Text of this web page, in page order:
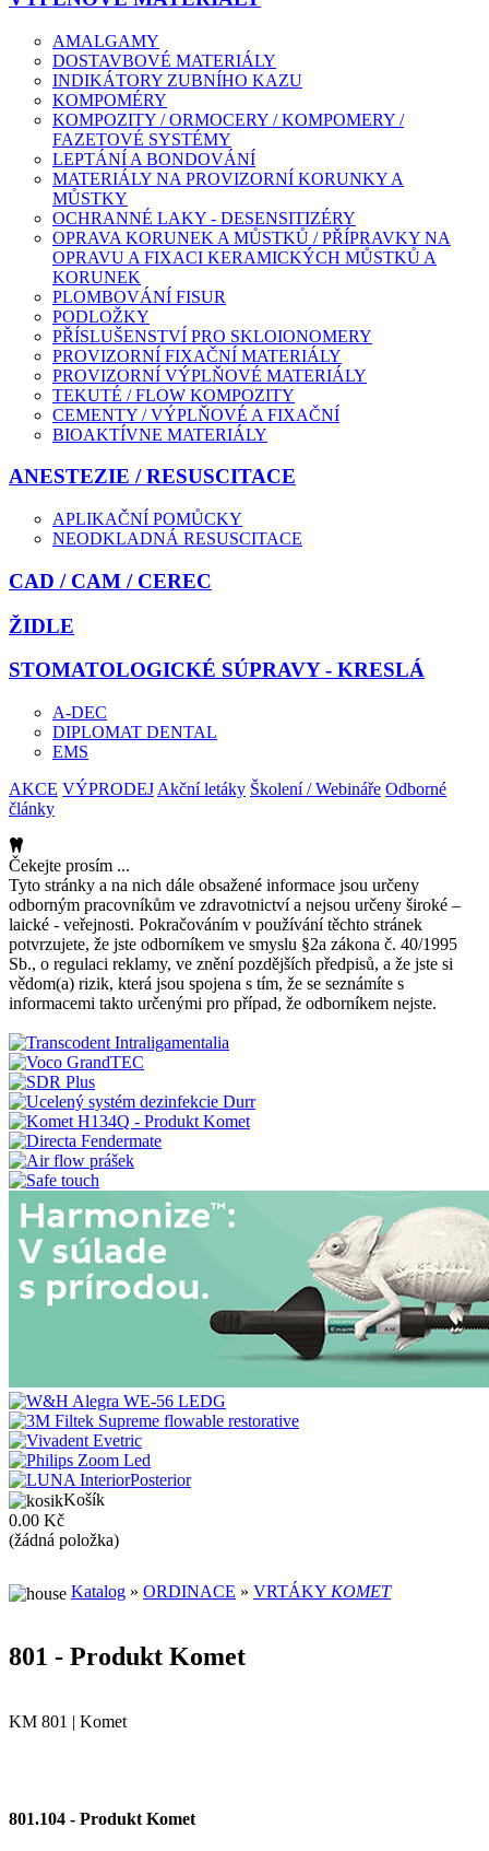
AMALGAMY
DOSTAVBOVÉ MATERIÁLY
INDIKÁTORY ZUBNÍHO KAZU
KOMPOMÉRY
KOMPOZITY / ORMOCERY / KOMPOMERY /
FAZETOVÉ SYSTÉMY
LEPTÁNÍ A BONDOVÁNÍ
MATERIÁLY NA PROVIZORNÍ KORUNKY A
MŮSTKY
OCHRANNÉ LAKY - DESENSITIZÉRY
OPRAVA KORUNEK A MŮSTKŮ / PŘÍPRAVKY NA
OPRAVU A FIXACI KERAMICKÝCH MŮSTKŮ A
KORUNEK
PLOMBOVÁNÍ FISUR
PODLOŽKY
PŘÍSLUŠENSTVÍ PRO SKLOIONOMERY
PROVIZORNÍ FIXAČNÍ MATERIÁLY
PROVIZORNÍ VÝPLŇOVÉ MATERIÁLY
TEKUTÉ / FLOW KOMPOZITY
CEMENTY / VÝPLŇOVÉ A FIXAČNÍ
BIOAKTÍVNE MATERIÁLY
ANESTEZIE / RESUSCITACE
APLIKAČNÍ POMŮCKY
NEODKLADNÁ RESUSCITACE
CAD / CAM / CEREC
ŽIDLE
STOMATOLOGICKÉ SÚPRAVY - KRESLÁ
A-DEC
DIPLOMAT DENTAL
EMS
AKCE VÝPRODEJ Akční letáky Školení / Webináře Odborné
články
Čekejte prosím ...
Tyto stránky a na nich dále obsažené informace jsou určeny
odborným pracovníkům ve zdravotnictví a nejsou určeny široké –
laické - veřejnosti. Pokračováním v používání těchto stránek
potvrzujete, že jste odborníkem ve smyslu §2a zákona č. 40/1995
Sb., o regulaci reklamy, ve znění pozdějších předpisů, a že jste si
vědom(a) rizik, která jsou spojena s tím, že se seznámíte s
informacemi takto určenými pro případ, že odborníkem nejste.
Košík
0.00 Kč
(žádná položka)
Katalog » ORDINACE » VRTÁKY KOMET
801 - Produkt Komet
KM 801 | Komet
801.104 - Produkt Komet